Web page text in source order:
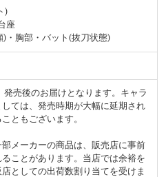
)
座
・胸部・バット(抜刀状態)
売後のお届けとなります。キャラ
ては、発売時期が大幅に延期され
ともございます。
メーカーの商品は、販売店に事前
ことがあります。当店では余裕を
としての出荷数割り当てを受けま